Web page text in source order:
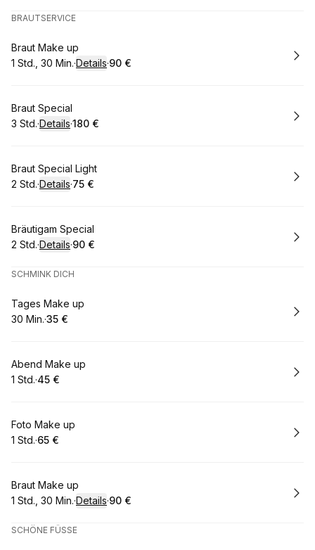
BRAUTSERVICE
Buchen
Braut Make up
. Dauer:
1 Std., 30 Min.·Details·
.Preis
90 €
Buchen
Braut Special
. Dauer:
3 Std.·Details·
.Preis
180 €
Buchen
Braut Special Light
. Dauer:
2 Std.·Details·
. Preis
75 €
Buchen
Bräutigam Special
. Dauer:
2 Std.·Details·
.Preis
90 €
SCHMINK DICH
Buchen
Tages Make up
.Dauer:
30 Min.·
.Preis
35 €
Buchen
Abend Make up
. Dauer
1 Std.·
.Preis
45 €
Buchen
Foto Make up
. Dauer
1 Std.·
.Preis
65 €
Buchen
Braut Make up
. Dauer:
1 Std., 30 Min.·Details·
.Preis
90 €
SCHÖNE FÜSSE